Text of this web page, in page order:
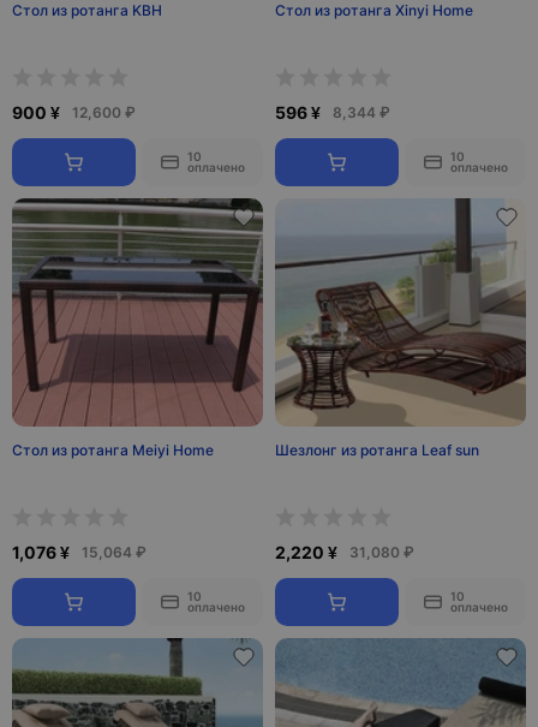
Стол из ротанга KBH
900 ¥ 12,600 ₽
10
оплачено
Стол из ротанга Xinyi Home
596 ¥ 8,344 ₽
10
оплачено
Стол из ротанга Meiyi Home
1,076 ¥ 15,064 ₽
10
оплачено
Шезлонг из ротанга Leaf sun
2,220 ¥ 31,080 ₽
10
оплачено